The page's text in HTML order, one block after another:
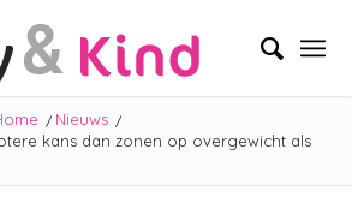
/ Nieuws /
kans dan zonen op overgewicht als